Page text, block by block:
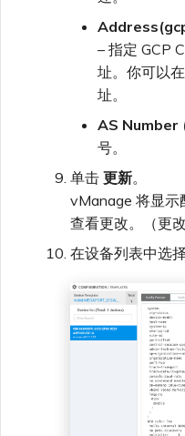
– 指定 GCP
址。你可以
址。
AS Number
号。
单击 更新。
vManage 将显示
查看更改。（更
在设备列表中选择